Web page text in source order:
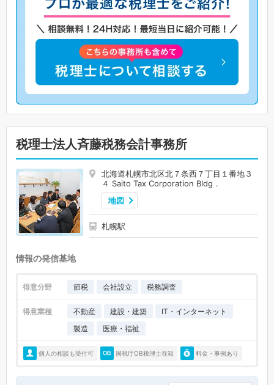
税理士法人斉藤税務会計事務所
北海道札幌市北区北７条西７丁目１番地３
４ Saito Tax Corporation Bldg．
地図
札幌駅
情報の発信基地
得意分野 節税 会社設立 税務調査
得意業種 不動産 建設・建築
IT・インターネット
製造
医療・福祉
個人の相談も受付可 国税庁OB税理士在籍 料金・事例あり